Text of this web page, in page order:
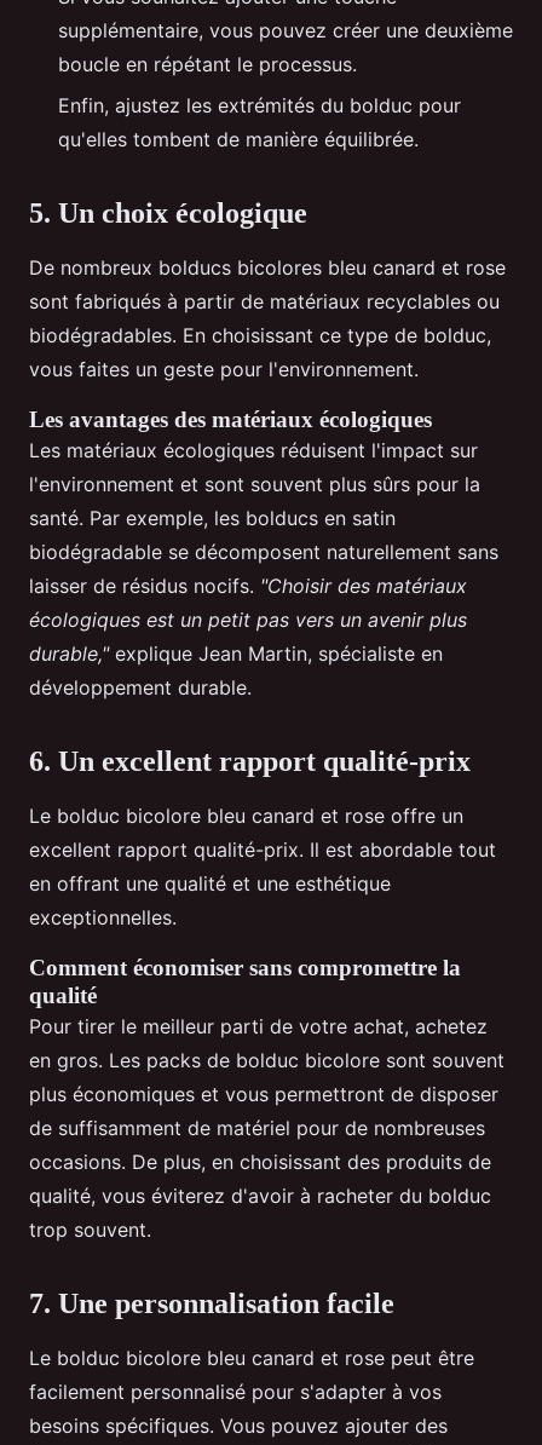
supplémentaire, vous pouvez créer une deuxième
boucle en répétant le processus.
Enfin, ajustez les extrémités du bolduc pour
qu'elles tombent de manière équilibrée.
5. Un choix écologique
De nombreux bolducs bicolores bleu canard et rose
sont fabriqués à partir de matériaux recyclables ou
biodégradables. En choisissant ce type de bolduc,
vous faites un geste pour l'environnement.
Les avantages des matériaux écologiques
Les matériaux écologiques réduisent l'impact sur
l'environnement et sont souvent plus sûrs pour la
santé. Par exemple, les bolducs en satin
biodégradable se décomposent naturellement sans
laisser de résidus nocifs. "Choisir des matériaux
écologiques est un petit pas vers un avenir plus
durable,"explique Jean Martin, spécialiste en
développement durable.
6. Un excellent rapport qualité-prix
Le bolduc bicolore bleu canard et rose offre un
excellent rapport qualité-prix. Il est abordable tout
en offrant une qualité et une esthétique
exceptionnelles.
Comment économiser sans compromettre la
qualité
Pour tirer le meilleur parti de votre achat, achetez
en gros. Les packs de bolduc bicolore sont souvent
plus économiques et vous permettront de disposer
de suffisamment de matériel pour de nombreuses
occasions. De plus, en choisissant des produits de
qualité, vous éviterez d'avoir à racheter du bolduc
trop souvent.
7. Une personnalisation facile
Le bolduc bicolore bleu canard et rose peut être
facilement personnalisé pour s'adapter à vos
besoins spécifiques. Vous pouvez ajouter des